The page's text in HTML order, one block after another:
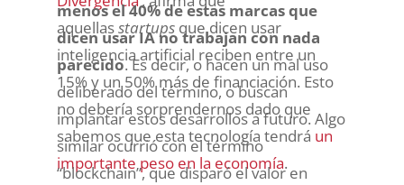
aquellasstartupsque dicen usar
inteligencia artificial reciben entre un
15% y un 50% más de financiación. Esto
no debería sorprendernos dado que
sabemos que esta tecnología tendrá un
importante peso en la economía.
menos el 40% de estas marcas que
dicen usar IA no trabajan con nada
parecido. Es decir, o hacen un mal uso
deliberado del término, o buscan
implantar estos desarrollos a futuro. Algo
similar ocurrió con el término
“blockchain”, que disparó el valor en